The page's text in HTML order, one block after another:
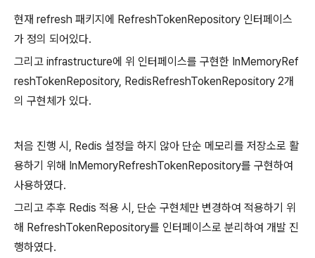
현재 refresh 패키지에 RefreshTokenRepository 인터페이스
가 정의 되어있다.
그리고 infrastructure에 위 인터페이스를 구현한 InMemoryRef
reshTokenRepository, RedisRefreshTokenRepository 2개
의 구현체가 있다.
처음 진행 시, Redis 설정을 하지 않아 단순 메모리를 저장소로 활
용하기 위해 InMemoryRefreshTokenRepository를 구현하여
사용하였다.
그리고 추후 Redis 적용 시, 단순 구현체만 변경하여 적용하기 위
해 RefreshTokenRepository를 인터페이스로 분리하여 개발 진
행하였다.